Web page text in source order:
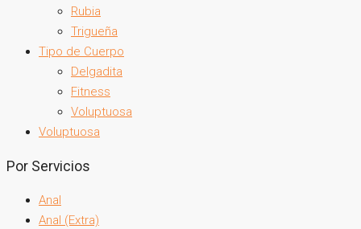
Rubia
Trigueña
Tipo de Cuerpo
Delgadita
Fitness
Voluptuosa
Voluptuosa
Por Servicios
Anal
Anal (Extra)